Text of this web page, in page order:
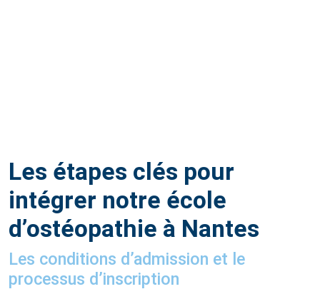
Les étapes clés pour
intégrer notre école
d’ostéopathie à Nantes
Les conditions d’admission et le
processus d’inscription